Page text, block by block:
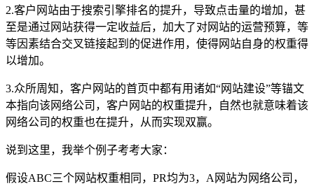
2.客户网站由于搜索引擎排名的提升，导致点击量的增加，甚
至是通过网站获得一定收益后，加大了对网站的运营预算，等
等因素结合交叉链接起到的促进作用，使得网站自身的权重得
以增加。
3.众所周知，客户网站的首页中都有用诸如“网站建设”等锚文
本指向该网络公司，客户网站的权重提升，自然也就意味着该
网络公司的权重也在提升，从而实现双赢。
说到这里，我举个例子考考大家：
假设ABC三个网站权重相同，PR均为3，A网站为网络公司，